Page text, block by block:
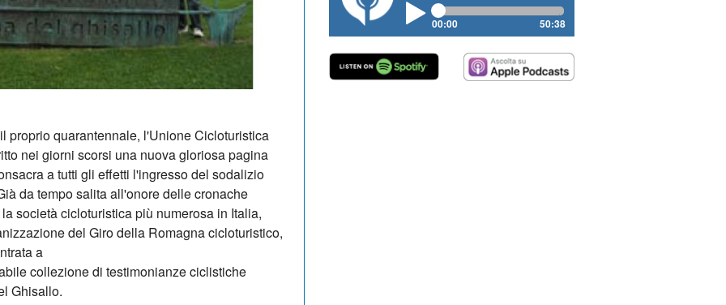
proprio quarantennale, l'Unione Cicloturistica
nei giorni scorsi una nuova gloriosa pagina
a tutti gli effetti l'ingresso del sodalizio
da tempo salita all'onore delle cronache
società cicloturistica più numerosa in Italia,
del Giro della Romagna cicloturistico,
a
collezione di testimonianze ciclistiche
Ghisallo.
00:00 50:38